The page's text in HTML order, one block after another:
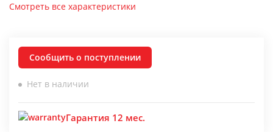
Смотреть все характеристики
Сообщить о поступлении
Нет в наличии
Гарантия 12 мес.